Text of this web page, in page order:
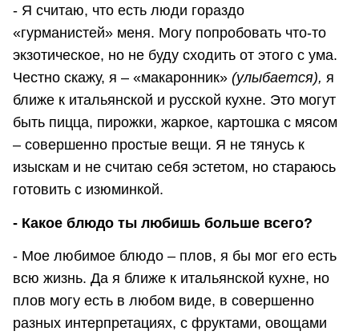
- Я считаю, что есть люди гораздо
«гурманистей» меня. Могу попробовать что-то
экзотическое, но не буду сходить от этого с ума.
Честно скажу, я – «макаронник» (улыбается), я
ближе к итальянской и русской кухне. Это могут
быть пицца, пирожки, жаркое, картошка с мясом
– совершенно простые вещи. Я не тянусь к
изыскам и не считаю себя эстетом, но стараюсь
готовить с изюминкой.
- Какое блюдо ты любишь больше всего?
- Мое любимое блюдо – плов, я бы мог его есть
всю жизнь. Да я ближе к итальянской кухне, но
плов могу есть в любом виде, в совершенно
разных интерпретациях, с фруктами, овощами